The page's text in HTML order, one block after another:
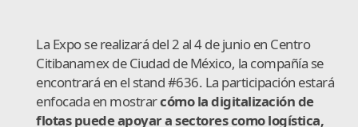
La Expo se realizará del 2 al 4 de junio en Centro
Citibanamex de Ciudad de México, la compañía se
encontrará en el stand #636. La participación estará
enfocada en mostrarcómo la digitalización de
flotas puede apoyar a sectores como logística,